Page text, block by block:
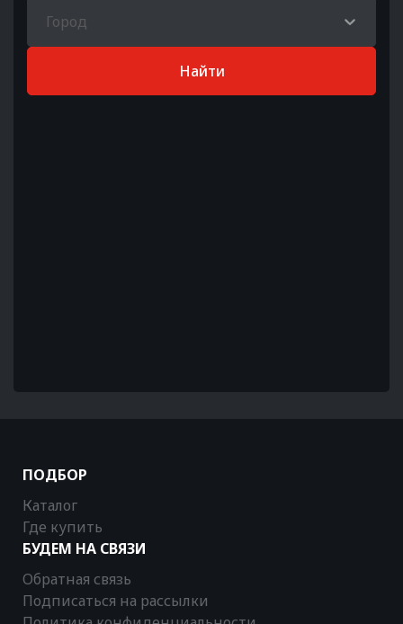
Город
Найти
ПОДБОР
Каталог
Где купить
БУДЕМ НА СВЯЗИ
Обратная связь
Подписаться на рассылки